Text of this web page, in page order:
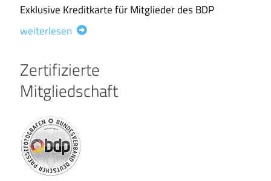
Exklusive Kreditkarte für Mitglieder des BDP
weiterlesen
Zertifizierte
Mitgliedschaft